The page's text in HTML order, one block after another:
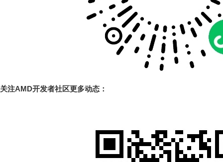
关注AMD开发者社区更多动态：